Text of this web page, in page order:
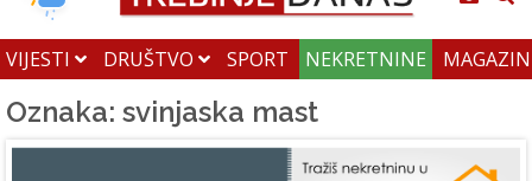
VIJESTI DRUŠTVO SPORT NEKRETNINE
Oznaka: svinjaska mast